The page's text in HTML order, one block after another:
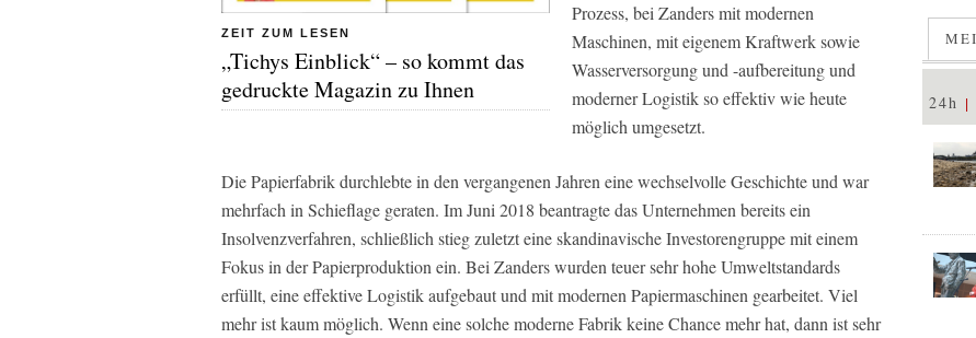
ZEIT ZUM LESEN
„Tichys Einblick“ – so kommt das
gedruckte Magazin zu Ihnen
Prozess, bei Zanders mit modernen
Maschinen, mit eigenem Kraftwerk sowie
Wasserversorgung und -aufbereitung und
moderner Logistik so effektiv wie heute
möglich umgesetzt.
Die Papierfabrik durchlebte in den vergangenen Jahren eine wechselvolle Geschichte und war
mehrfach in Schieflage geraten. Im Juni 2018 beantragte das Unternehmen bereits ein
Insolvenzverfahren, schließlich stieg zuletzt eine skandinavische Investorengruppe mit einem
Fokus in der Papierproduktion ein. Bei Zanders wurden teuer sehr hohe Umweltstandards
erfüllt, eine effektive Logistik aufgebaut und mit modernen Papiermaschinen gearbeitet. Viel
mehr ist kaum möglich. Wenn eine solche moderne Fabrik keine Chance mehr hat, dann ist sehr
24h